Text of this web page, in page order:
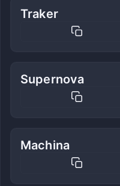
Traker
Supernova
Machina